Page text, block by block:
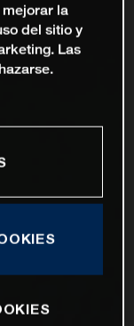
la
del sitio y
Las